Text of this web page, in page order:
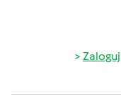
Zaloguj